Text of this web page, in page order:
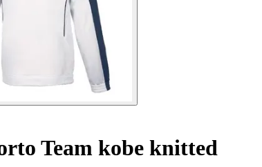
Team kobe knitted